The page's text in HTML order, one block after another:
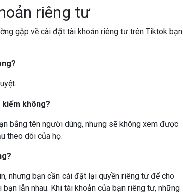
riêng tư
gặp về cài đặt tài khoản riêng tư trên Tiktok bạn
.
không?
bằng tên người dùng, nhưng sẽ không xem được
theo dõi của họ.
nhưng bạn cần cài đặt lại quyền riêng tư để cho
lẫn nhau. Khi tài khoản của bạn riêng tư, những